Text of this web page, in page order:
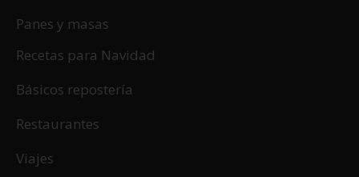
Panes y masas
Recetas para Navidad
Básicos repostería
Restaurantes
Viajes